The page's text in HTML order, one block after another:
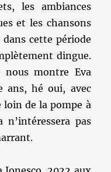
les ambiances
et les chansons
cette période
dingue.
montre Eva
ans, hé oui, avec
de la pompe à
pas